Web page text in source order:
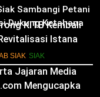
Jajaran Media
Mengucapkan
Sambangi Petani
Dukung Ketahanan
KITB Kembali
Istana
SIAK SIAK